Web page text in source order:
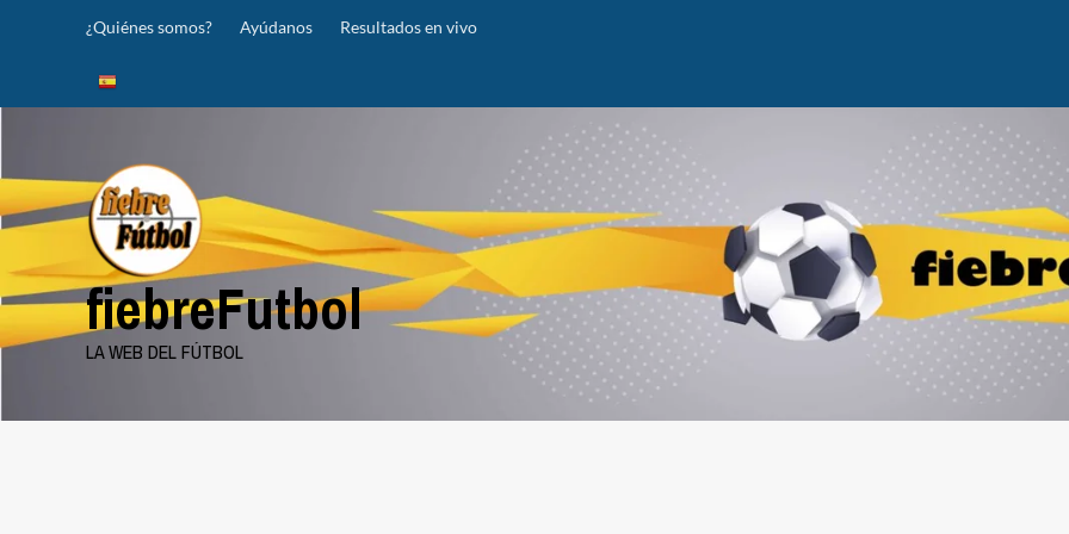
¿Quiénes somos? Ayúdanos Resultados en vivo
fiebreFutbol
LA WEB DEL FÚTBOL